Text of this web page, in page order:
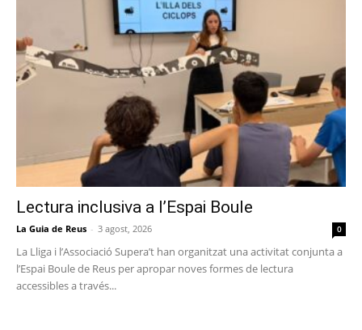
Lectura inclusiva a l’Espai Boule
La Guia de Reus - 3 agost, 2026 0
La Lliga i l’Associació Supera’t han organitzat una activitat conjunta a
l’Espai Boule de Reus per apropar noves formes de lectura
accessibles a través...